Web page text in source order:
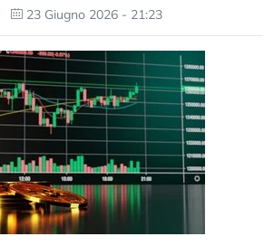
23 Giugno 2026 - 21:23